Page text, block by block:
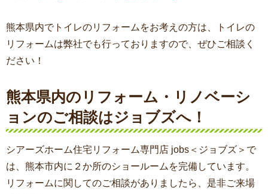
熊本県内でトイレのリフォームをお考えの方は、トイレの
リフォームは弊社でも行っておりますので、ぜひご相談く
ださい！
熊本県内のリフォーム・リノベーシ
ョンのご相談はジョブズへ！
シアーズホーム住宅リフォーム専門店 jobs＜ジョブズ＞で
は、熊本市内に２か所のショールームを完備しています。
リフォームに関してのご相談がありましたら、是非ご来場